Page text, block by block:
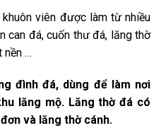
viên được làm từ nhiều
can đá, cuốn thư đá, lăng thờ
nền …
đình đá, dùng để làm nơi
lăng mộ. Lăng thờ đá có
và lăng thờ cánh.